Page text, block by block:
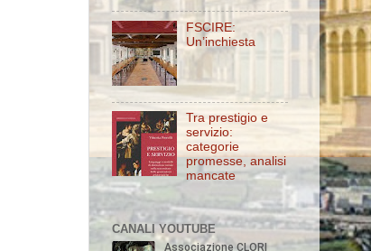
FSCIRE:
Un’inchiesta
Tra prestigio e
servizio:
categorie
promesse, analisi
mancate
CANALI YOUTUBE